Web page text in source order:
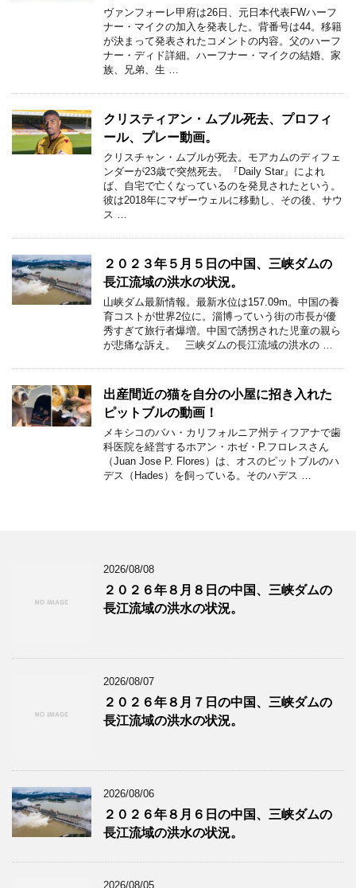
ヴァンフォーレ甲府は26日、元日本代表FWハーフ
ナー・マイクの加入を発表した。背番号は44。移籍
が決まって発表されたコメントの内容。父のハーフ
ナー・ディド詳細。ハーフナー・マイクの結婚、家
族、兄弟、生 …
クリスティアン・ムブル死去、プロフィ
ール、プレー動画。
クリスチャン・ムブルが死去。モアカムのディフェ
ンダーが23歳で突然死去。『Daily Star』によれ
ば、自宅で亡くなっているのを発見されたという。
彼は2018年にマザーウェルに移動し、その後、サウ
ス …
２０２３年５月５日の中国、三峡ダムの
長江流域の洪水の状況。
山峡ダム最新情報。最新水位は157.09m。中国の養
育コストが世界2位に。淄博っていう街の市長が優
秀すぎて旅行者爆増。中国で誘拐された児童の親ら
が悲痛な訴え。 三峡ダムの長江流域の洪水の …
出産間近の猫を自分の小屋に招き入れた
ピットブルの動画！
メキシコのバハ・カリフォルニア州ティフアナで歯
科医院を経営するホアン・ホゼ・P.フロレスさん
（Juan Jose P. Flores）は、オスのピットブルのハ
デス（Hades）を飼っている。そのハデス …
2026/08/08
２０２６年８月８日の中国、三峡ダムの
長江流域の洪水の状況。
2026/08/07
２０２６年８月７日の中国、三峡ダムの
長江流域の洪水の状況。
2026/08/06
２０２６年８月６日の中国、三峡ダムの
長江流域の洪水の状況。
2026/08/05